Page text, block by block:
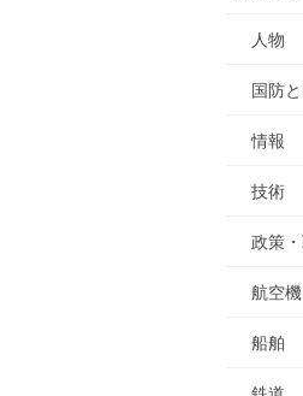
人物
国防
情報
技術
政策
航空機
船舶